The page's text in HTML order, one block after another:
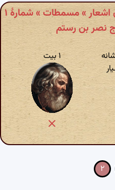
مسعود سعد سلمان » دیوان اشعار » مسمطات » شمارهٔ ۱
نصر بن رستم
۱ بیت
۲